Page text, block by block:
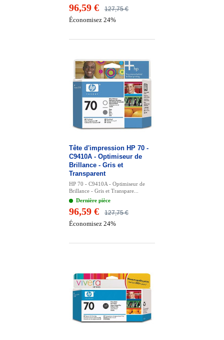
127,75 €
96,59 €
Économisez 24%
Tête d'impression HP 70 -
C9410A - Optimiseur de
Brillance - Gris et
Transparent
HP 70 - C9410A - Optimiseur de
Brillance - Gris et Transpare...
Dernière pièce
127,75 €
96,59 €
Économisez 24%